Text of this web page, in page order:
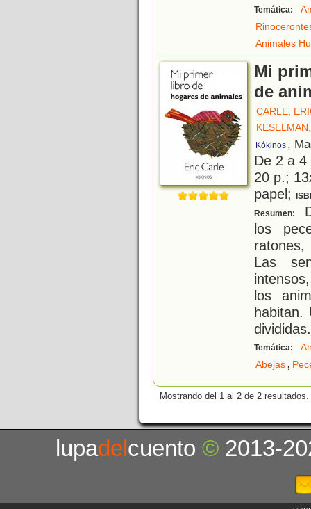
Temática:
Animales
Mi
de
CARLE,
Kókinos ,
De 2 a
20 p.;
papel;
Resumen:
los
Las
los
habitan.
divididas
Temática:
Abejas,
Mostrando del 1 al 2 de 2 resultados.
lupadelcuento© 2013-